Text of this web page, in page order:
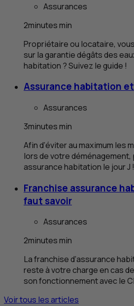
Assurances
2minutesmin
Propriétaire ou locataire,
sur la garantie dégâts des
habitation ? Suivez le guide !
Assurance habitation
Assurances
3minutesmin
Afin d’éviter au maximum les
lors de votre
assurance habitation le jour J !
Franchise assurance
faut savoir
Assurances
2minutesmin
La franchise d’assurance
reste à votre charge en cas
son fonctionnement avec le
Voir tous les articles